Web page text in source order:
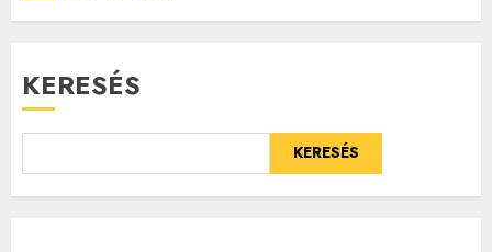
KERESÉS
KERESÉS